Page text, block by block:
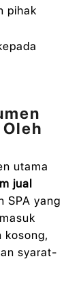
pihak
utama
jual
SPA yang
kosong,
syarat-